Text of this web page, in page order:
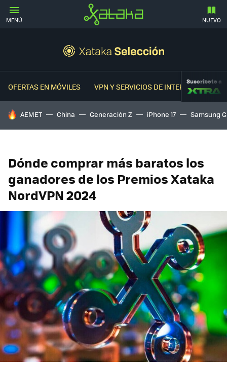
MENÚ NUEVO
OFERTAS EN MÓVILES VPN Y SERVICIOS DE INTERNETSuscríbete a
HOY SE HABLA DE
AEMET China Generación Z iPhone 17 Samsung
Dónde comprar más baratos los
ganadores de los Premios Xataka
NordVPN 2024